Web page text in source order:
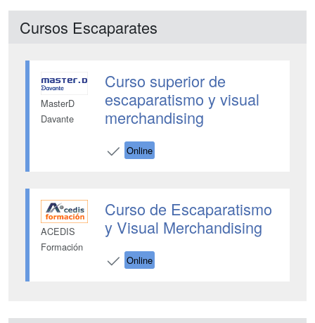
Cursos Escaparates
MasterD
Davante
Curso superior de
escaparatismo y visual
merchandising
Online
ACEDIS
Formación
Curso de Escaparatismo
y Visual Merchandising
Online